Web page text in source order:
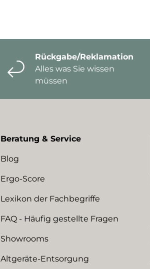
Rückgabe/Reklamation
Alles was Sie wissen
müssen
Beratung & Service
Blog
Ergo-Score
Lexikon der Fachbegriffe
FAQ - Häufig gestellte Fragen
Showrooms
Altgeräte-Entsorgung